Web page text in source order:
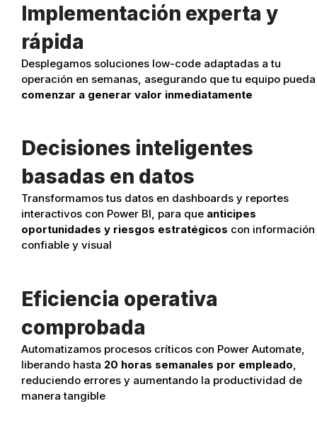
Implementación experta y
rápida
Desplegamos soluciones low-code adaptadas a tu
operación en semanas, asegurando que tu equipo pueda
comenzar a generar valor inmediatamente
Decisiones inteligentes
basadas en datos
Transformamos tus datos en dashboards y reportes
interactivos con Power BI, para que anticipes
oportunidades y riesgos estratégicos con información
confiable y visual
Eficiencia operativa
comprobada
Automatizamos procesos críticos con Power Automate,
liberando hasta 20 horas semanales por empleado
reduciendo errores y aumentando la productividad de
manera tangible